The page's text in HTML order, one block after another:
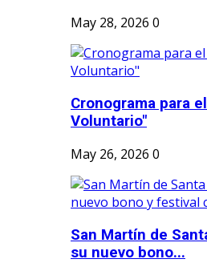
May 28, 2026 0
Cronograma para
Voluntario"
May 26, 2026 0
San Martín de
su nuevo bono...